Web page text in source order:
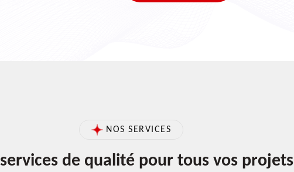
NOS SERVICES
de qualité pour tous vos projets